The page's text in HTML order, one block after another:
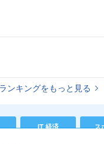
ンキングをもっと見る
IT 経済 ス